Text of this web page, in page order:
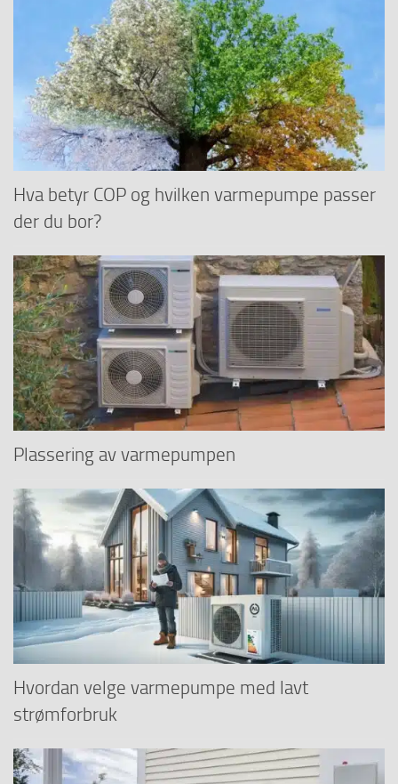
Hva betyr COP og hvilken varmepumpe passer
der du bor?
Plassering av varmepumpen
Hvordan velge varmepumpe med lavt
strømforbruk